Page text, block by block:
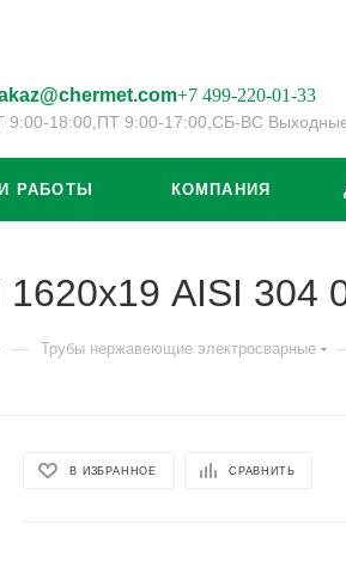
+7 499-220-01-33
18:00, ПТ 9:00-17:00, СБ-ВС
РАБОТЫ КОМПАНИЯ
AISI 304
— Трубы нержавеющие электросварные
В ИЗБРАННОЕ СРАВНИТЬ